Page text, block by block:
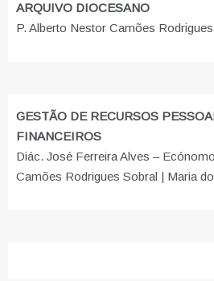
ARQUIVO DIOCESANO
P. Alberto Nestor Camões
GESTÃO DE RECURSOS
FINANCEIROS
Diác. José Ferreira Alves –
Camões Rodrigues Sobral | Maria